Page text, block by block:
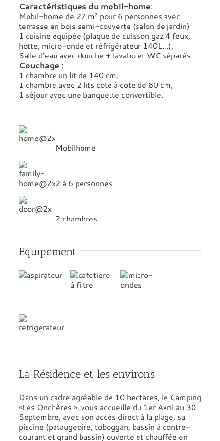
Caractéristiques du mobil-home:
Mobil-home de 27 m² pour 6 personnes avec
terrasse en bois semi-couverte (salon de jardin)
1 cuisine équipée (plaque de cuisson gaz 4 feux,
hotte, micro-onde et réfrigérateur 140L…),
Salle d’eau avec douche + lavabo et WC séparés
Couchage :
1 chambre un lit de 140 cm,
1 chambre avec 2 lits cote à cote de 80 cm,
1 séjour avec une banquette convertible.
Mobilhome
2 à 6 personnes
2 chambres
Equipement
La Résidence et les environs
Dans un cadre agréable de 10 hectares, le Camping
«Les Onchères », vous accueille du 1er Avril au 30
Septembre, avec son accès direct à la plage, sa
piscine (pataugeoire, toboggan, bassin à contre-
courant et grand bassin) ouverte et chauffée en